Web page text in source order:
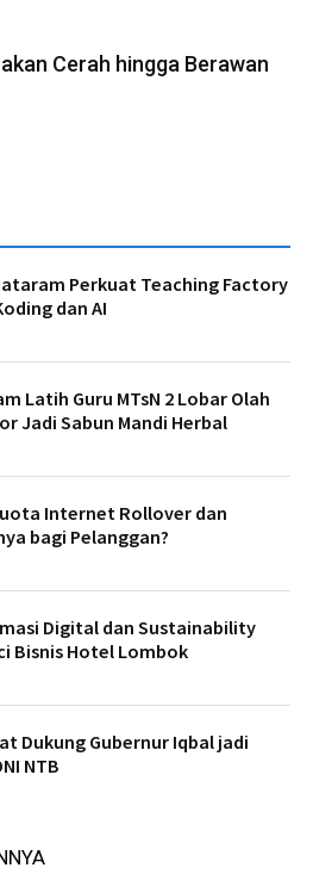
Cerah hingga Berawan
Perkuat Teaching Factory
dan AI
Latih Guru MTsN 2 Lobar Olah
Jadi Sabun Mandi Herbal
Internet Rollover dan
bagi Pelanggan?
Digital dan Sustainability
Bisnis Hotel Lombok
Dukung Gubernur Iqbal jadi
NTB